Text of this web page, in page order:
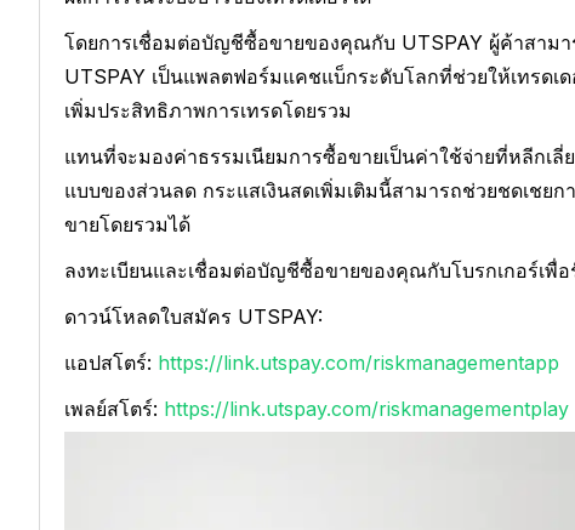
โดยการเชื่อมต่อบัญชีซื้อขายของคุณกับ UTSPAY ผู้ค้าสาม
UTSPAY เป็นแพลตฟอร์มแคชแบ็กระดับโลกที่ช่วยให้เทรดเ
เพิ่มประสิทธิภาพการเทรดโดยรวม
แทนที่จะมองค่าธรรมเนียมการซื้อขายเป็นค่าใช้จ่ายที่หลีกเ
แบบของส่วนลด กระแสเงินสดเพิ่มเติมนี้สามารถช่วยชดเช
ขายโดยรวมได้
ลงทะเบียนและเชื่อมต่อบัญชีซื้อขายของคุณกับโบรกเกอร์เพื่
ดาวน์โหลดใบสมัคร UTSPAY:
แอปสโตร์: https://link.utspay.com/riskmanagementapp
เพลย์สโตร์: https://link.utspay.com/riskmanagementplay